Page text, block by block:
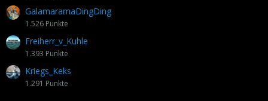
GalamaramaDingDing
1.526 Punkte
Freiherr_v_Kuhle
1.393 Punkte
Kriegs_Keks
1.291 Punkte